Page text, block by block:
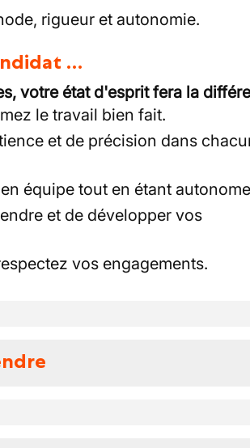
rigueur et autonomie.
…
votre état d'esprit fera la
le travail bien fait.
et de précision dans
équipe tout en étant
et de développer vos
vos engagements.